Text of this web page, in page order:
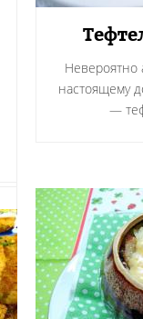
Невероятно
настоящему
―